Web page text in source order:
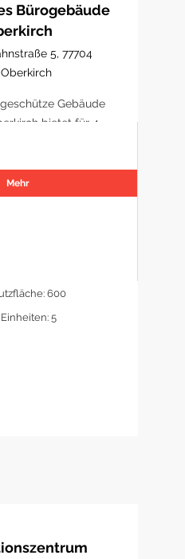
Bürogebäude
5, 77704
Oberkirch
Gebäude
bietet für 4
Mehr
600
Einheiten: 5